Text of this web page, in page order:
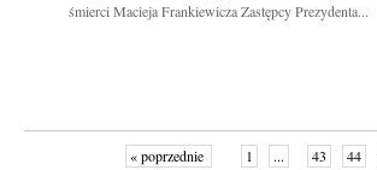
śmierci Macieja Frankiewicza Zastępcy Prezydenta...
« poprzednie 1 ... 43 44